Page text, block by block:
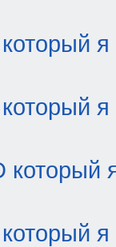
я
я
который
я